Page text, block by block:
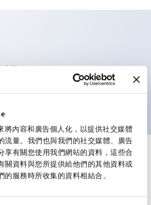
將內容和廣告個人化，以提供社交媒體
流量。我們也與我們的社交媒體、廣告
享有關您使用我們網站的資料，這些合
關資料與您所提供給他們的其他資料或
的服務時所收集的資料相結合。
安裝
用高安全性的彈子鎖結構
顯示全部